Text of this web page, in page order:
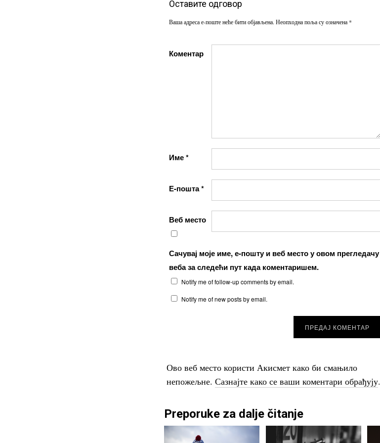
Оставите одговор
Ваша адреса е-поште неће бити објављена. Неопходна поља су означена *
Коментар
Име*
Е-пошта*
Веб место
Сачувај моје име, е-пошту и веб место у овом прегледачу
веба за следећи пут када коментаришем.
Notify me of follow-up comments by email.
Notify me of new posts by email.
Ово веб место користи Акисмет како би смањило
непожељне. Сазнајте како се ваши коментари обрађују.
Preporuke za dalje čitanje